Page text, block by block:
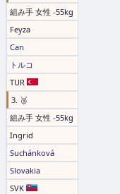
組み手 女性 -55kg
Feyza
Can
トルコ
TUR
3. 🥉
組み手 女性 -55kg
Ingrid
Suchánková
Slovakia
SVK